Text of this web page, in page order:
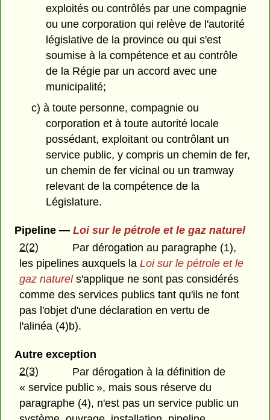
exploités ou contrôlés par une compagnie
ou une corporation qui relève de l'autorité
législative de la province ou qui s'est
soumise à la compétence et au contrôle
de la Régie par un accord avec une
municipalité;
c) à toute personne, compagnie ou
corporation et à toute autorité locale
possédant, exploitant ou contrôlant un
service public, y compris un chemin de fer,
un chemin de fer vicinal ou un tramway
relevant de la compétence de la
Législature.
Pipeline — Loi sur le pétrole et le gaz naturel
2(2)
Par dérogation au paragraphe (1),
les pipelines auxquels laLoi sur le pétrole et le
gaz naturels'applique ne sont pas considérés
comme des services publics tant qu'ils ne font
pas l'objet d'une déclaration en vertu de
l'alinéa (4)b).
Autre exception
2(3)
Par dérogation à la définition de
« service public », mais sous réserve du
paragraphe (4), n'est pas un service public un